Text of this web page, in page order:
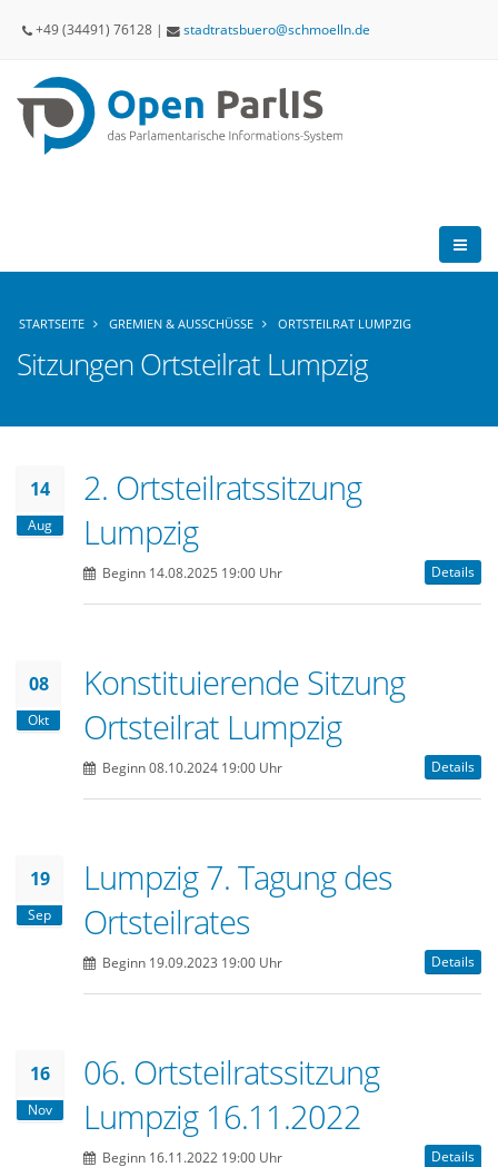
+49 (34491) 76128 | stadtratsbuero schmoellnde
STARTSEITE GREMIEN & AUSSCHÜSSE ORTSTEILRAT LUMPZIG
Sitzungen Ortsteilrat Lumpzig
14
Aug
2. Ortsteilratssitzung
Lumpzig
Beginn 14.08.2025 19:00 Uhr Details
08
Okt
Konstituierende Sitzung
Ortsteilrat Lumpzig
Beginn 08.10.2024 19:00 Uhr Details
19
Sep
Lumpzig 7. Tagung des
Ortsteilrates
Beginn 19.09.2023 19:00 Uhr Details
16
Nov
06. Ortsteilratssitzung
Lumpzig 16.11.2022
Beginn 16.11.2022 19:00 Uhr Details